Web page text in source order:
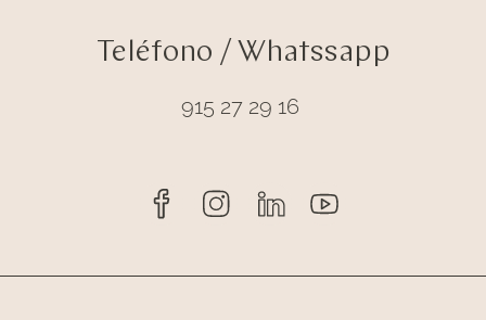
Teléfono / Whatssapp
915 27 29 16